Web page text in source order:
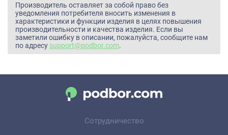
Производитель оставляет за собой право без
уведомления потребителя вносить изменения в
характеристики и функции изделия в целях повышения
производительности и качества изделия. Если вы
заметили ошибку в описании, пожалуйста, сообщите нам
по адресу support@podbor.com.
Сотрудничество